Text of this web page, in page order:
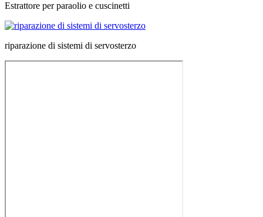
Estrattore per paraolio e cuscinetti
riparazione di sistemi di servosterzo